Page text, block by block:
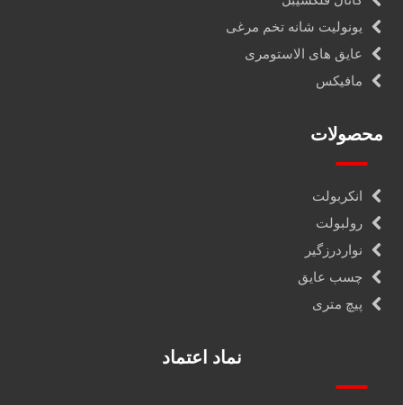
یونولیت شانه تخم مرغی
عایق های الاستومری
مافیکس
محصولات
انکربولت
رولبولت
نواردرزگیر
چسب عایق
پیچ متری
نماد اعتماد